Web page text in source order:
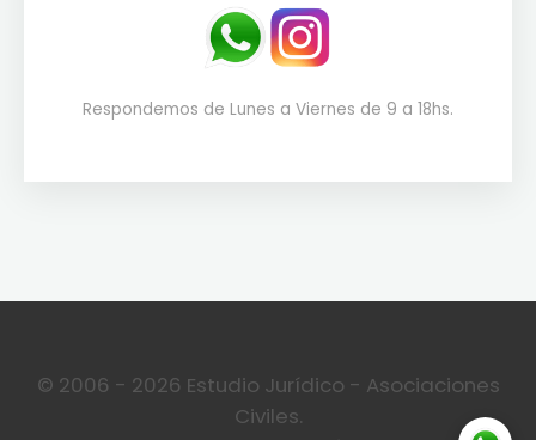
Respondemos de Lunes a Viernes de 9 a 18hs.
© 2006 - 2026 Estudio Jurídico - Asociaciones
Civiles.